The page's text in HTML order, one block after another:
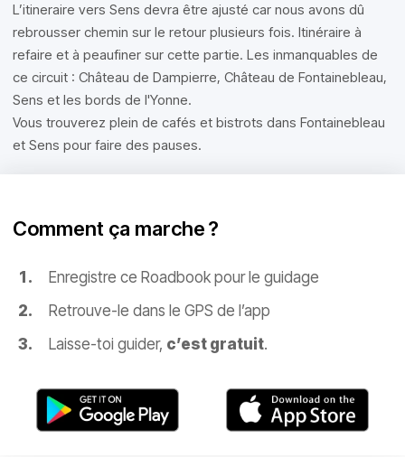
L’itineraire vers Sens devra être ajusté car nous avons dû
rebrousser chemin sur le retour plusieurs fois. Itinéraire à
refaire et à peaufiner sur cette partie. Les inmanquables de
ce circuit : Château de Dampierre, Château de Fontainebleau,
Sens et les bords de l'Yonne.
Vous trouverez plein de cafés et bistrots dans Fontainebleau
et Sens pour faire des pauses.
Comment ça marche ?
Enregistre ce Roadbook pour le guidage
Retrouve-le dans le GPS de l’app
Laisse-toi guider, c’est gratuit.